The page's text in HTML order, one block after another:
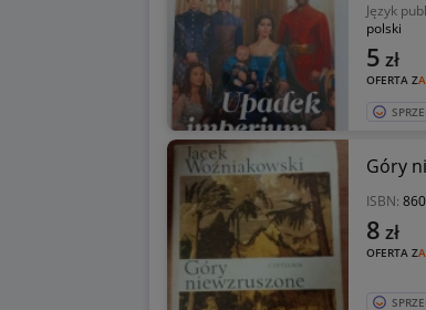
Język
polski
OFERTA Z
5 zł
Góry
ISBN:
OFERTA Z
8 zł